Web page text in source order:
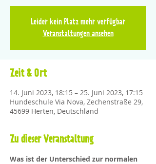
Leider kein Platz mehr verfügbar
Veranstaltungen ansehen
Zeit & Ort
14. Juni 2023, 18:15 – 25. Juni 2023, 17:15
Hundeschule Via Nova, Zechenstraße 29,
45699 Herten, Deutschland
Zu dieser Veranstaltung
Was ist der Unterschied zur normalen